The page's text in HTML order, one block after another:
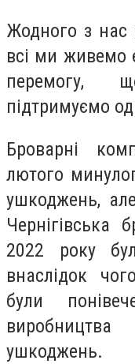
Жодного з нас
всі ми живемо
перемогу,
підтримуємо
Броварні
лютого
ушкоджень,
Чернігівська
2022 року
внаслідок
були
ушкоджень.